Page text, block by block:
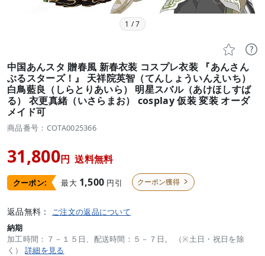
1 /7
 
中国あんスタ 贈春風 新春衣装 コスプレ衣装 『あんさん
ぶるスターズ！』 天祥院英智（てんしょういんえいち）
白鳥藍良（しらとりあいら） 明星スバル（あけほしすば
る） 衣更真緒（いさらまお） cosplay 仮装 変装 オーダ
メイド可
商品番号：COTA0025366
31,800円 送料無料
クーポン: 最大 1,500 円引 クーポン獲得 
返品無料： ご注文の返品について
納期
加工時間：７－１５日、配送時間：５－７日。 （※土日・祝日を除
く） 詳細を見る